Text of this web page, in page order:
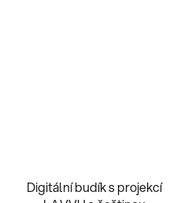
Digitální budík s projekcí